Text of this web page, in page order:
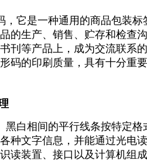
，它是一种通用的商品包装
的生产、销售、贮存和检查
刊等产品上，成为交流联系
码的印刷质量，具有十分重要
黑白相间的平行线条按特定
种文字信息，并能通过光电
读装置、接口以及计算机组